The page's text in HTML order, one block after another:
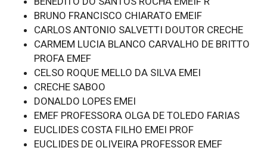
BRUNO FRANCISCO CHIARATO EMEIF
CARLOS ANTONIO SALVETTI DOUTOR CRECHE
CARMEM LUCIA BLANCO CARVALHO DE BRITTO
PROFA EMEF
CELSO ROQUE MELLO DA SILVA EMEI
CRECHE SABOO
DONALDO LOPES EMEI
EMEF PROFESSORA OLGA DE TOLEDO FARIAS
EUCLIDES COSTA FILHO EMEI PROF
EUCLIDES DE OLIVEIRA PROFESSOR EMEF